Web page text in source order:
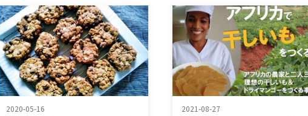
2020-05-16 2021-08-27